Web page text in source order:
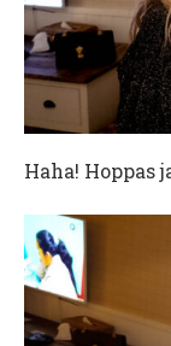
Haha! Hoppas